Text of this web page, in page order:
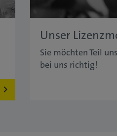
Unser
Sie möchten Teil
bei uns richtig!